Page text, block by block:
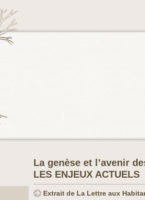
La genèse et l’avenir
LES ENJEUX ACTUELS
Extrait de La Lettre aux